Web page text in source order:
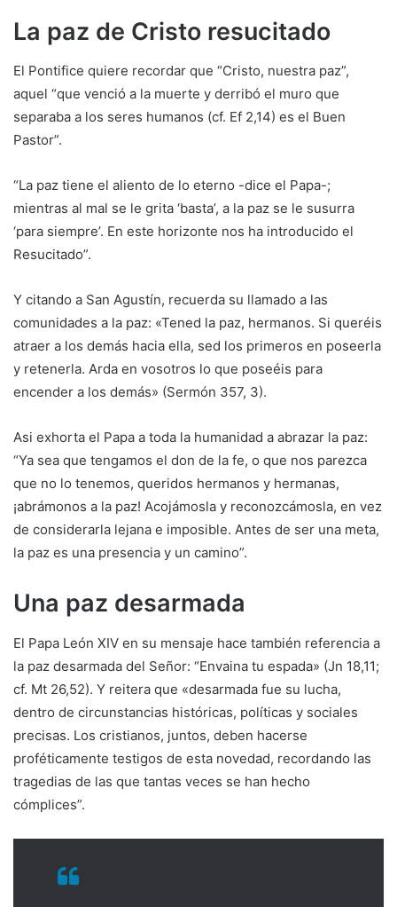
La paz de Cristo resucitado
El Pontifice quiere recordar que “Cristo, nuestra paz”,
aquel “que venció a la muerte y derribó el muro que
separaba a los seres humanos (cf. Ef 2,14) es el Buen
Pastor”.
“La paz tiene el aliento de lo eterno -dice el Papa-;
mientras al mal se le grita ‘basta’, a la paz se le susurra
‘para siempre’. En este horizonte nos ha introducido el
Resucitado”.
Y citando a San Agustín, recuerda su llamado a las
comunidades a la paz: «Tened la paz, hermanos. Si queréis
atraer a los demás hacia ella, sed los primeros en poseerla
y retenerla. Arda en vosotros lo que poseéis para
encender a los demás» (Sermón 357, 3).
Asi exhorta el Papa a toda la humanidad a abrazar la paz:
“Ya sea que tengamos el don de la fe, o que nos parezca
que no lo tenemos, queridos hermanos y hermanas,
¡abrámonos a la paz! Acojámosla y reconozcámosla, en vez
de considerarla lejana e imposible. Antes de ser una meta,
la paz es una presencia y un camino”.
Una paz desarmada
El Papa León XIV en su mensaje hace también referencia a
la paz desarmada del Señor: “Envaina tu espada» (Jn 18,11;
cf. Mt 26,52). Y reitera que «desarmada fue su lucha,
dentro de circunstancias históricas, políticas y sociales
precisas. Los cristianos, juntos, deben hacerse
proféticamente testigos de esta novedad, recordando las
tragedias de las que tantas veces se han hecho
cómplices”.